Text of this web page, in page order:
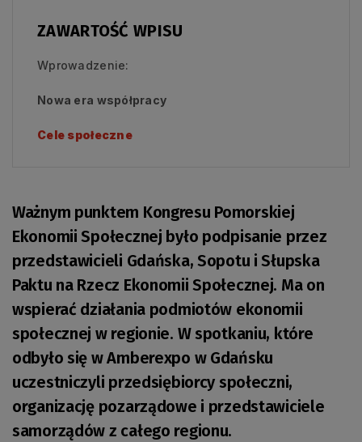
ZAWARTOŚĆ WPISU
Wprowadzenie:
Nowa era współpracy
Cele społeczne
Ważnym punktem Kongresu Pomorskiej
Ekonomii Społecznej było podpisanie przez
przedstawicieli Gdańska, Sopotu i Słupska
Paktu na Rzecz Ekonomii Społecznej. Ma on
wspierać działania podmiotów ekonomii
społecznej w regionie. W spotkaniu, które
odbyło się w Amberexpo w Gdańsku
uczestniczyli przedsiębiorcy społeczni,
organizację pozarządowe i przedstawiciele
samorządów z całego regionu.